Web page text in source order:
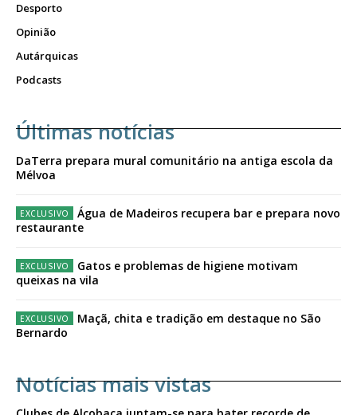
Desporto
Opinião
Autárquicas
Podcasts
Últimas notícias
DaTerra prepara mural comunitário na antiga escola da
Mélvoa
Água de Madeiros recupera bar e prepara novo
restaurante
Gatos e problemas de higiene motivam
queixas na vila
Maçã, chita e tradição em destaque no São
Bernardo
Notícias mais vistas